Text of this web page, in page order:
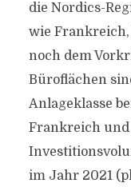
die Nordics-
wie Frankreich,
noch dem
Büroflächen
Anlageklasse
Frankreich und
im Jahr 2021